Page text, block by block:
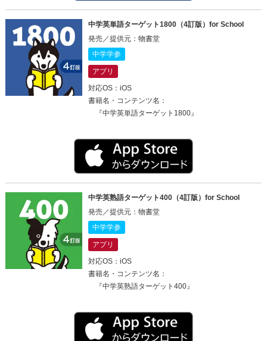
中学英単語ターゲット1800（4訂版）for School
発売／提供元：物書堂
中学学参
アプリ
対応OS：iOS
書籍名・コンテンツ名：
『中学英単語ターゲット1800』
中学英熟語ターゲット400（4訂版）for School
発売／提供元：物書堂
中学学参
アプリ
対応OS：iOS
書籍名・コンテンツ名：
『中学英熟語ターゲット400』